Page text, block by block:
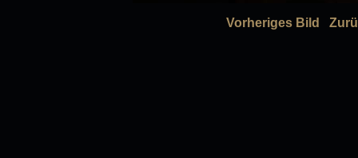
Vorheriges Bild